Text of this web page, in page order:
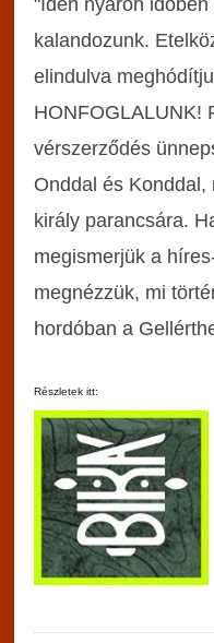
kalandozunk.
elindulva
HONFOGLALUNK!
vérszerződés
Onddal és
király parancsára.
megismerjük a
megnézzük, mi
hordóban a
Részletek itt: